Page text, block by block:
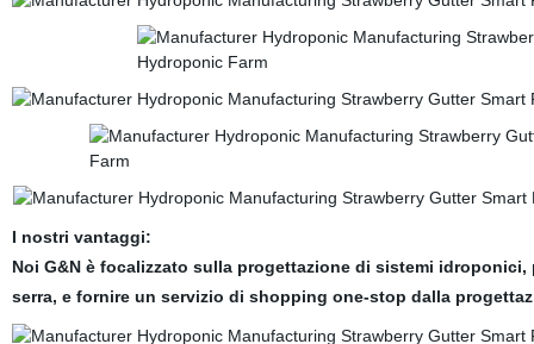
I nostri vantaggi:
Noi G&N è focalizzato sulla progettazione di sistemi
serra, e fornire un servizio di shopping one-stop dalla